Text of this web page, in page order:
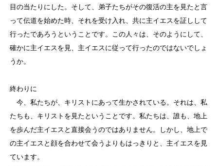
目の当たりにした。そして、弟子たちがその復活の主を見たと言
って伝道を始めた時、それを受け入れ、共に主イエスを証しして
行ったであろうということです。この人々は、そのようにして、
確かに主イエスを見、主イエスに従って行ったのではないでしょ
うか。
終わりに
今、私たちが、キリストにあって生かされている。それは、私
たちも、キリストを見たということです。私たちは、誰も、地上
を歩んだ主イエスと直接会うのではありません。しかし、地上で
の主イエスと顔を合わせて会うよりもはっきりと、主イエスを見
ています。